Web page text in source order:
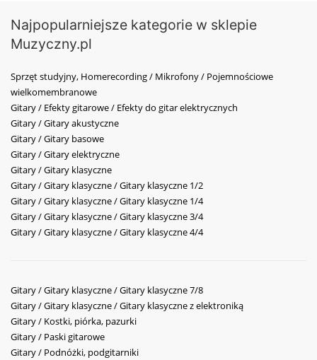
Najpopularniejsze kategorie w sklepie
Muzyczny.pl
Sprzęt studyjny, Homerecording / Mikrofony / Pojemnościowe
wielkomembranowe
Gitary / Efekty gitarowe / Efekty do gitar elektrycznych
Gitary / Gitary akustyczne
Gitary / Gitary basowe
Gitary / Gitary elektryczne
Gitary / Gitary klasyczne
Gitary / Gitary klasyczne / Gitary klasyczne 1/2
Gitary / Gitary klasyczne / Gitary klasyczne 1/4
Gitary / Gitary klasyczne / Gitary klasyczne 3/4
Gitary / Gitary klasyczne / Gitary klasyczne 4/4
Gitary / Gitary klasyczne / Gitary klasyczne 7/8
Gitary / Gitary klasyczne / Gitary klasyczne z elektroniką
Gitary / Kostki, piórka, pazurki
Gitary / Paski gitarowe
Gitary / Podnóżki, podgitarniki